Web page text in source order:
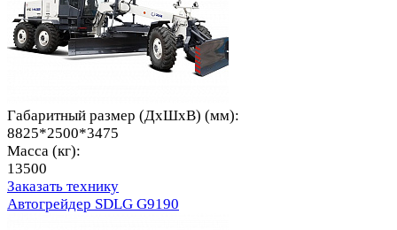
Габаритный размер (ДхШхВ) (мм):
8825*2500*3475
Масса (кг):
13500
Заказать технику
Автогрейдер SDLG G9190